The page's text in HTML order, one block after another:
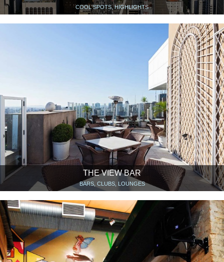
COOL SPOTS, HIGHLIGHTS
THE VIEW BAR
BARS, CLUBS, LOUNGES